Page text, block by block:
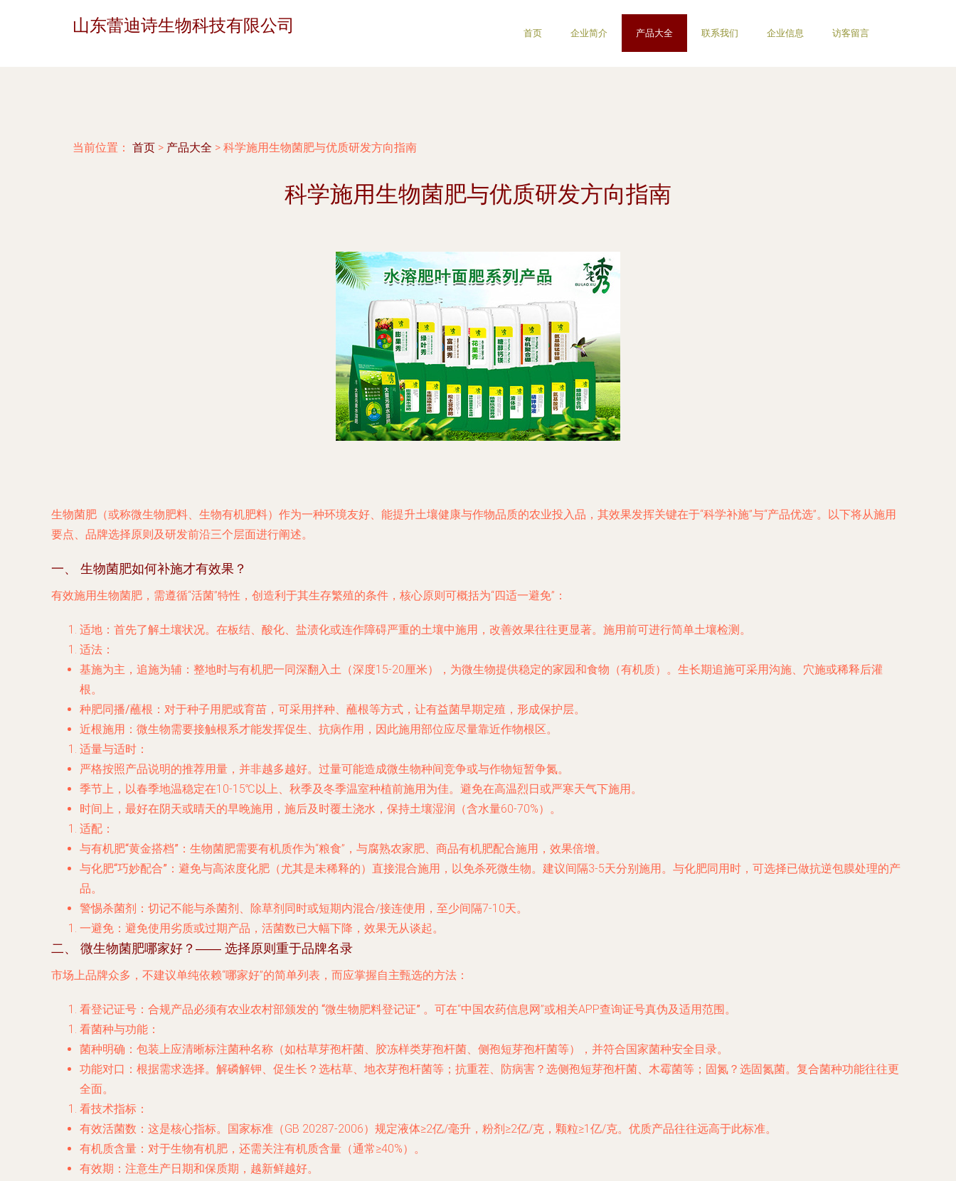
山东蕾迪诗生物科技有限公司 首页 企业简介 产品大全 联系我们 企业信息 访客留言
当前位置： 首页 > 产品大全 > 科学施用生物菌肥与优质研发方向指南
科学施用生物菌肥与优质研发方向指南
生物菌肥（或称微生物肥料、生物有机肥料）作为一种环境友好、能提升土壤健康与作物品质的农业投入品，其效果发挥关键在于“科学补施”与“产品优选”。以下将从施用
要点、品牌选择原则及研发前沿三个层面进行阐述。
一、 生物菌肥如何补施才有效果？
有效施用生物菌肥，需遵循“活菌”特性，创造利于其生存繁殖的条件，核心原则可概括为“四适一避免”：
适地 ：首先了解土壤状况。在板结、酸化、盐渍化或连作障碍严重的土壤中施用，改善效果往往更显著。施用前可进行简单土壤检测。
适法 ：
基施为主，追施为辅 ：整地时与有机肥一同深翻入土（深度15-20厘米），为微生物提供稳定的家园和食物（有机质）。生长期追施可采用沟施、穴施或稀释后灌
根。
种肥同播/蘸根 ：对于种子用肥或育苗，可采用拌种、蘸根等方式，让有益菌早期定殖，形成保护层。
近根施用 ：微生物需要接触根系才能发挥促生、抗病作用，因此施用部位应尽量靠近作物根区。
适量与适时 ：
严格按照产品说明的推荐用量，并非越多越好。过量可能造成微生物种间竞争或与作物短暂争氮。
季节上，以春季地温稳定在10-15℃以上、秋季及冬季温室种植前施用为佳。避免在高温烈日或严寒天气下施用。
时间上，最好在阴天或晴天的早晚施用，施后及时覆土浇水，保持土壤湿润（含水量60-70%）。
适配 ：
与有机肥“黄金搭档” ：生物菌肥需要有机质作为“粮食”，与腐熟农家肥、商品有机肥配合施用，效果倍增。
与化肥“巧妙配合” ：避免与高浓度化肥（尤其是未稀释的）直接混合施用，以免杀死微生物。建议间隔3-5天分别施用。与化肥同用时，可选择已做抗逆包膜处理的产
品。
警惕杀菌剂 ：切记不能与杀菌剂、除草剂同时或短期内混合/接连使用，至少间隔7-10天。
一避免 ：避免使用劣质或过期产品，活菌数已大幅下降，效果无从谈起。
二、 微生物菌肥哪家好？—— 选择原则重于品牌名录
市场上品牌众多，不建议单纯依赖“哪家好”的简单列表，而应掌握自主甄选的方法：
看登记证号 ：合规产品必须有农业农村部颁发的 “微生物肥料登记证” 。可在“中国农药信息网”或相关APP查询证号真伪及适用范围。
看菌种与功能 ：
菌种明确 ：包装上应清晰标注菌种名称（如枯草芽孢杆菌、胶冻样类芽孢杆菌、侧孢短芽孢杆菌等），并符合国家菌种安全目录。
功能对口 ：根据需求选择。解磷解钾、促生长？选枯草、地衣芽孢杆菌等；抗重茬、防病害？选侧孢短芽孢杆菌、木霉菌等；固氮？选固氮菌。复合菌种功能往往更
全面。
看技术指标 ：
有效活菌数 ：这是核心指标。国家标准（GB 20287-2006）规定液体≥2亿/毫升，粉剂≥2亿/克，颗粒≥1亿/克。优质产品往往远高于此标准。
有机质含量 ：对于生物有机肥，还需关注有机质含量（通常≥40%）。
有效期 ：注意生产日期和保质期，越新鲜越好。